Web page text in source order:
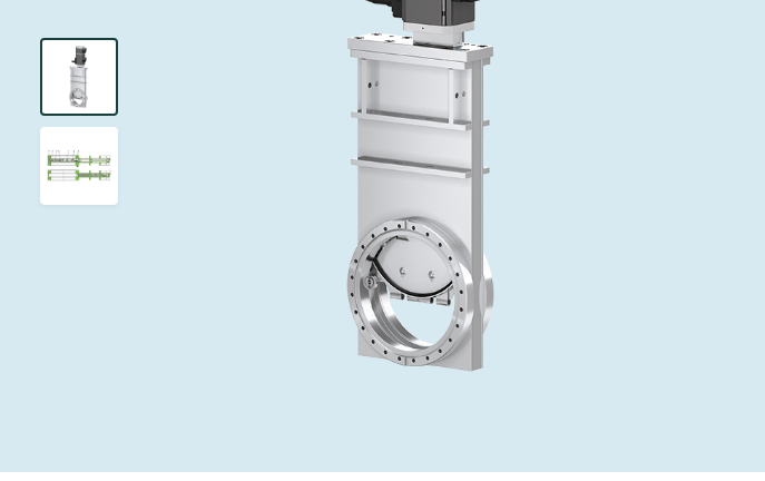
Semicon Taiwan 2026
泄压/排气阀
气体计量/漏气阀
3位置真空阀
真空全金属阀
真空传输阀
离子植入术
化学气相沉积
OLED喷墨打印
半导体无尘系统
真空干燥
真空灭菌
药品冷冻干燥
研究
您的应用
Analyst coverage
Contact for investors
News services
工作机会
供应链管理
下载文件